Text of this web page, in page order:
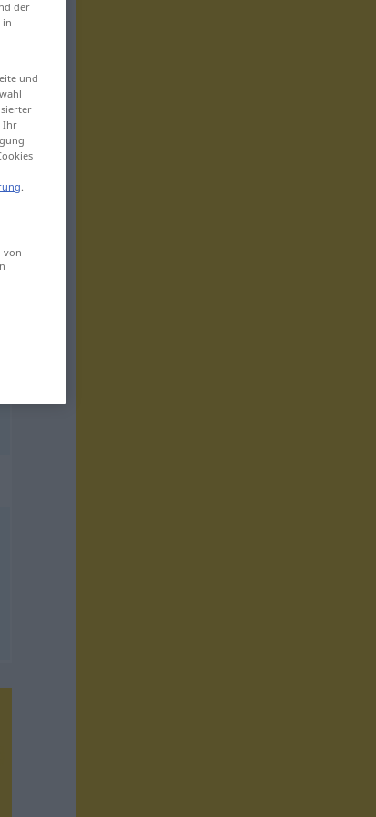
der
in
und
Ihr
.
von